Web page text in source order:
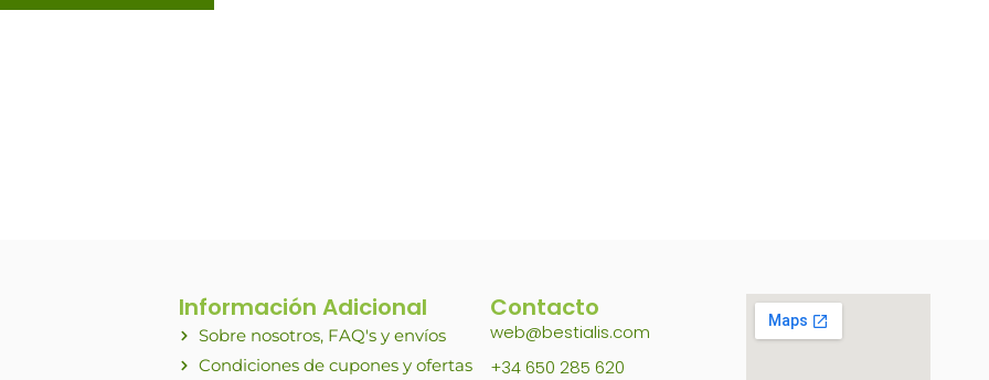
Información Adicional
Sobre nosotros, FAQ's y envíos
Condiciones de cupones y ofertas
Contacto
web@bestialis.com
+34 650 285 620